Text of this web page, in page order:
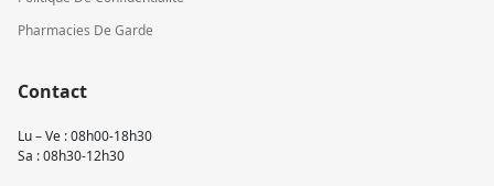
Pharmacies De Garde
Contact
Lu – Ve : 08h00-18h30
Sa : 08h30-12h30